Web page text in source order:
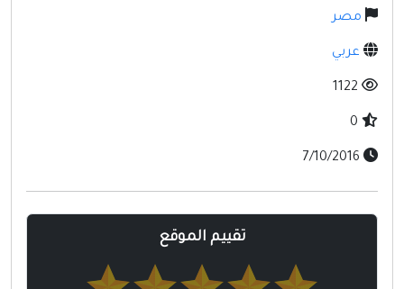
مصر
عربي
تقييم الموقع